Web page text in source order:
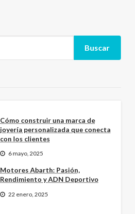
Cómo construir una marca de
joyería personalizada que conecta
con los clientes
6 mayo, 2025
Motores Abarth: Pasión,
Rendimiento y ADN Deportivo
22 enero, 2025